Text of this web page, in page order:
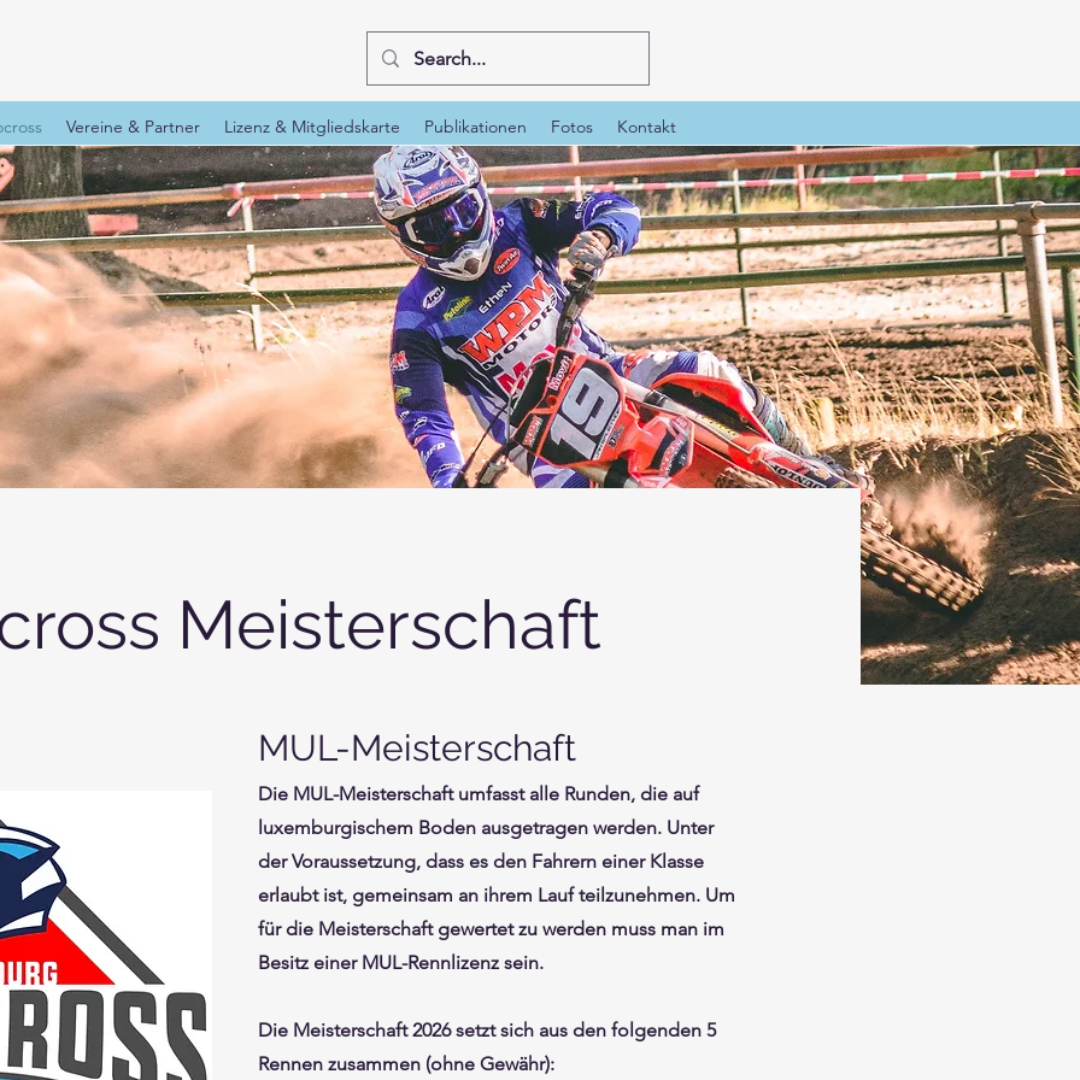
Vereine & Partner Lizenz & Mitgliedskarte Publikationen Fotos Kontakt
Meisterschaft
MUL-Meisterschaft
Die MUL-Meisterschaft umfasst alle Runden, die auf
luxemburgischem Boden ausgetragen werden. Unter
der Voraussetzung, dass es den Fahrern einer Klasse
erlaubt ist, gemeinsam an ihrem Lauf teilzunehmen. Um
für die Meisterschaft gewertet zu werden muss man im
Besitz einer MUL-Rennlizenz sein.
Die Meisterschaft 2026 setzt sich aus den folgenden 5
Rennen zusammen (ohne Gewähr):